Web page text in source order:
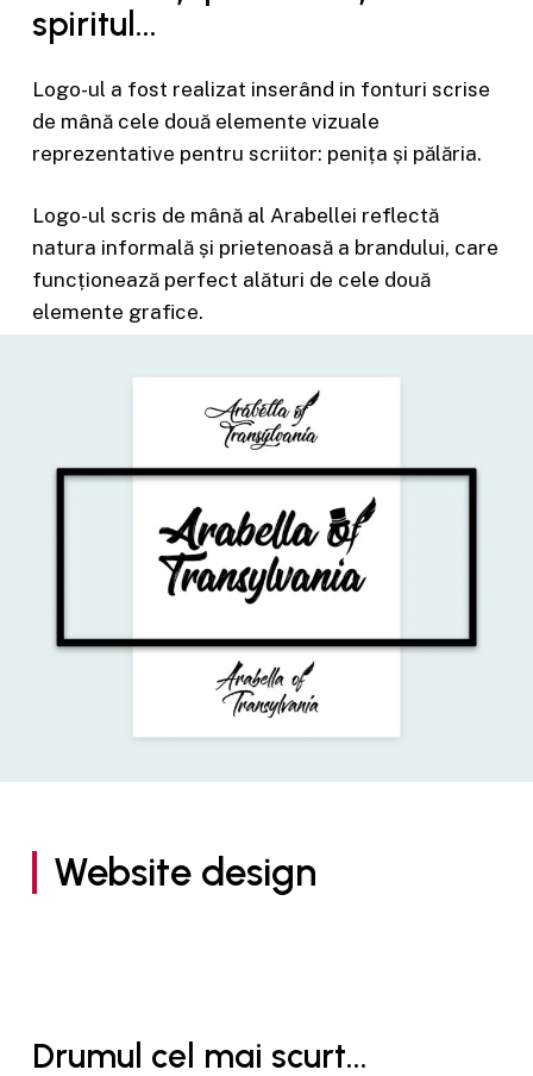
spiritul...
Logo-ul a fost realizat inserând in fonturi scrise
de mână cele două elemente vizuale
reprezentative pentru scriitor: penița și pălăria.
Logo-ul scris de mână al Arabellei reflectă
natura informală și prietenoasă a brandului, care
funcționează perfect alături de cele două
elemente grafice.
Website design
Drumul cel mai scurt...